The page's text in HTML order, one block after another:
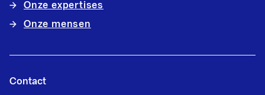
Onze expertises
Onze mensen
Contact